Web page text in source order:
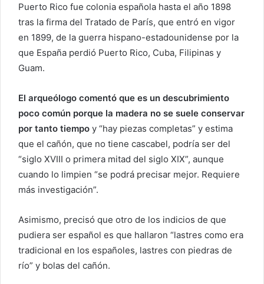
Puerto Rico fue colonia española hasta el año 1898
tras la firma del Tratado de París, que entró en vigor
en 1899, de la guerra hispano-estadounidense por la
que España perdió Puerto Rico, Cuba, Filipinas y
Guam.
El arqueólogo comentó que es un descubrimiento
poco común porque la madera no se suele conservar
por tanto tiempo y “hay piezas completas” y estima
que el cañón, que no tiene cascabel, podría ser del
“siglo XVIII o primera mitad del siglo XIX”, aunque
cuando lo limpien “se podrá precisar mejor. Requiere
más investigación”.
Asimismo, precisó que otro de los indicios de que
pudiera ser español es que hallaron “lastres como era
tradicional en los españoles, lastres con piedras de
río” y bolas del cañón.